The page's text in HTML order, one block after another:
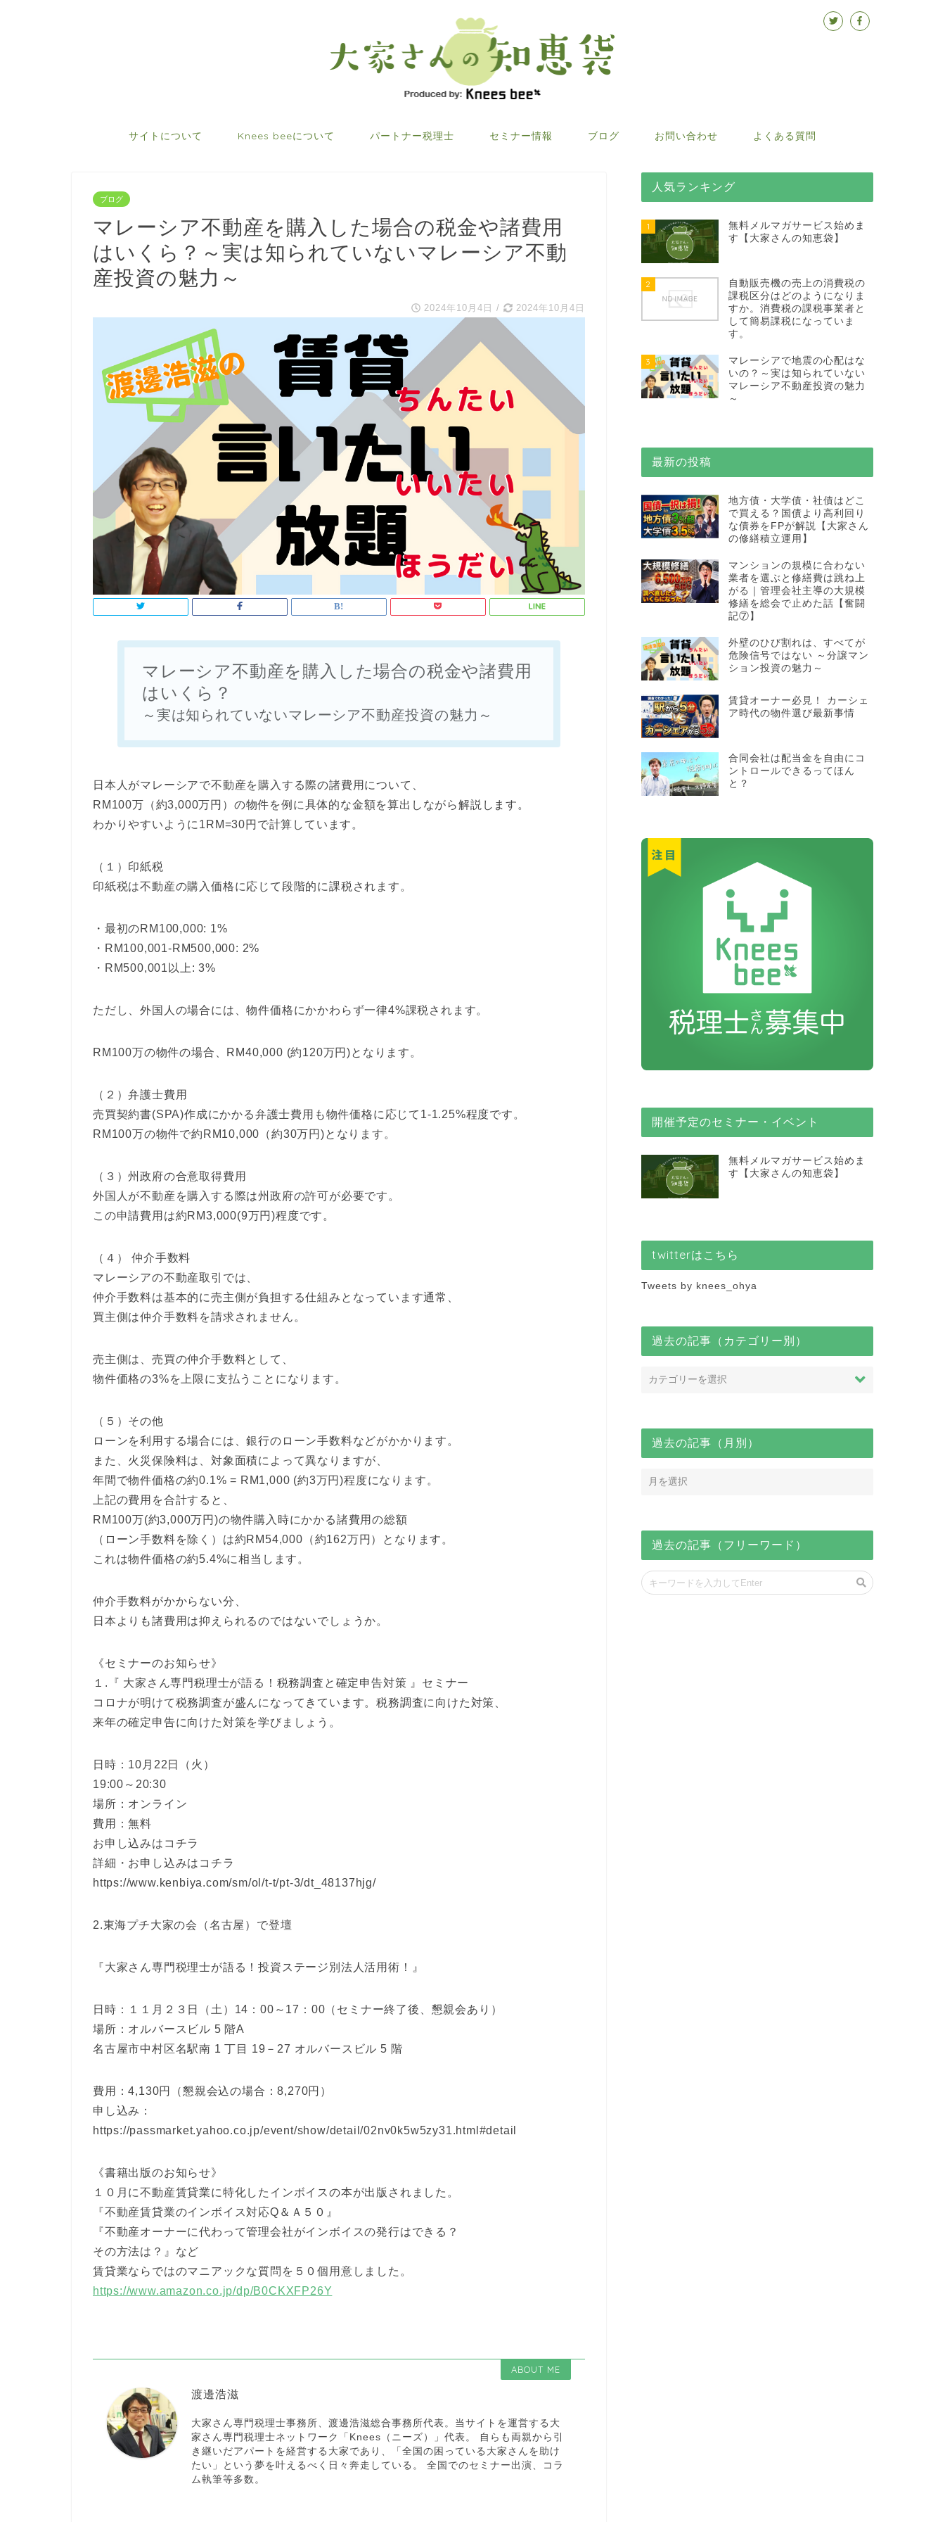
サイトについて Knees beeについて パートナー税理士 セミナー情報 ブログ お問い合わせ よくある質問
ブログ
マレーシア不動産を購入した場合の税金や諸費用
はいくら？～実は知られていないマレーシア不動
産投資の魅力～
2024年10月4日 / 2024年10月4日
マレーシア不動産を購入した場合の税金や諸費用
はいくら？
～実は知られていないマレーシア不動産投資の魅力～
日本人がマレーシアで不動産を購入する際の諸費用について、
RM100万（約3,000万円）の物件を例に具体的な金額を算出しながら解説します。
わかりやすいように1RM=30円で計算しています。
（１）印紙税
印紙税は不動産の購入価格に応じて段階的に課税されます。
・最初のRM100,000: 1%
・RM100,001-RM500,000: 2%
・RM500,001以上: 3%
ただし、外国人の場合には、物件価格にかかわらず一律4%課税されます。
RM100万の物件の場合、RM40,000 (約120万円)となります。
（２）弁護士費用
売買契約書(SPA)作成にかかる弁護士費用も物件価格に応じて1-1.25%程度です。
RM100万の物件で約RM10,000（約30万円)となります。
（３）州政府の合意取得費用
外国人が不動産を購入する際は州政府の許可が必要です。
この申請費用は約RM3,000(9万円)程度です。
（４） 仲介手数料
マレーシアの不動産取引では、
仲介手数料は基本的に売主側が負担する仕組みとなっています通常、
買主側は仲介手数料を請求されません。
売主側は、売買の仲介手数料として、
物件価格の3%を上限に支払うことになります。
（５）その他
ローンを利用する場合には、銀行のローン手数料などがかかります。
また、火災保険料は、対象面積によって異なりますが、
年間で物件価格の約0.1% = RM1,000 (約3万円)程度になります。
上記の費用を合計すると、
RM100万(約3,000万円)の物件購入時にかかる諸費用の総額
（ローン手数料を除く）は約RM54,000（約162万円）となります。
これは物件価格の約5.4%に相当します。
仲介手数料がかからない分、
日本よりも諸費用は抑えられるのではないでしょうか。
《セミナーのお知らせ》
１.『 大家さん専門税理士が語る！税務調査と確定申告対策 』セミナー
コロナが明けて税務調査が盛んになってきています。税務調査に向けた対策、
来年の確定申告に向けた対策を学びましょう。
日時：10月22日（火）
19:00～20:30
場所：オンライン
費用：無料
お申し込みはコチラ
詳細・お申し込みはコチラ
https://www.kenbiya.com/sm/ol/t-t/pt-3/dt_48137hjg/
2.東海プチ大家の会（名古屋）で登壇
『大家さん専門税理士が語る！投資ステージ別法人活用術！』
日時：１１月２３日（土）14：00～17：00（セミナー終了後、懇親会あり）
場所：オルバースビル 5 階A
名古屋市中村区名駅南 1 丁目 19－27 オルバースビル 5 階
費用：4,130円（懇親会込の場合：8,270円）
申し込み：
https://passmarket.yahoo.co.jp/event/show/detail/02nv0k5w5zy31.html#detail
《書籍出版のお知らせ》
１０月に不動産賃貸業に特化したインボイスの本が出版されました。
『不動産賃貸業のインボイス対応Q＆Ａ５０』
『不動産オーナーに代わって管理会社がインボイスの発行はできる？
その方法は？』など
賃貸業ならではのマニアックな質問を５０個用意しました。
https://www.amazon.co.jp/dp/B0CKXFP26Y
ABOUT ME
渡邊浩滋
大家さん専門税理士事務所、渡邊浩滋総合事務所代表。当サイトを運営する大
家さん専門税理士ネットワーク「Knees（ニーズ）」代表。 自らも両親から引
き継いだアパートを経営する大家であり、「全国の困っている大家さんを助け
たい」という夢を叶えるべく日々奔走している。 全国でのセミナー出演、コラ
ム執筆等多数。
人気ランキング
1
無料メルマガサービス始めま
す【大家さんの知恵袋】
2
自動販売機の売上の消費税の
課税区分はどのようになりま
すか。消費税の課税事業者と
して簡易課税になっていま
す。
3
マレーシアで地震の心配はな
いの？～実は知られていない
マレーシア不動産投資の魅力
～
最新の投稿
地方債・大学債・社債はどこ
で買える？国債より高利回り
な債券をFPが解説【大家さん
の修繕積立運用】
マンションの規模に合わない
業者を選ぶと修繕費は跳ね上
がる｜管理会社主導の大規模
修繕を総会で止めた話【奮闘
記⑦】
外壁のひび割れは、すべてが
危険信号ではない ～分譲マン
ション投資の魅力～
賃貸オーナー必見！ カーシェ
ア時代の物件選び最新事情
合同会社は配当金を自由にコ
ントロールできるってほん
と？
開催予定のセミナー・イベント
無料メルマガサービス始めま
す【大家さんの知恵袋】
twitterはこちら
Tweets by knees_ohya
過去の記事（カテゴリー別）
過去の記事（月別）
過去の記事（フリーワード）